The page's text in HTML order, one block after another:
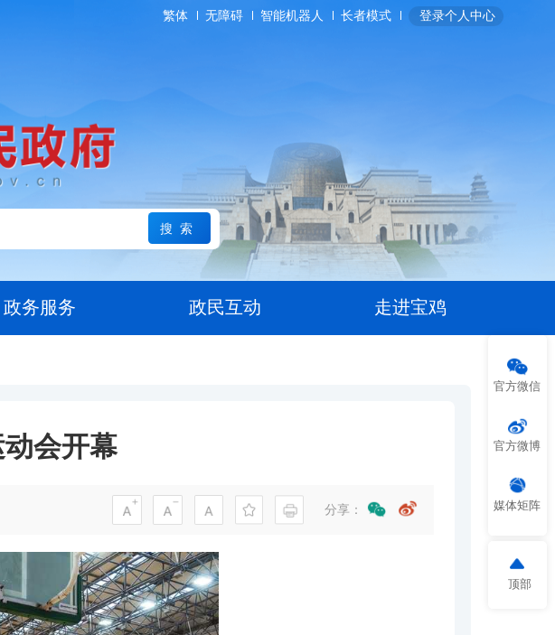
繁体 无障碍 智能机器人 长者模式 登录个人中心
搜索
政务服务 政民互动 走进宝鸡
官方微信
官方微博
媒体矩阵
顶部
会开幕
分享：